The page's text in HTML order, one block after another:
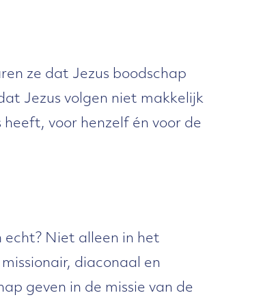
ze dat Jezus boodschap
Jezus volgen niet makkelijk
voor henzelf én voor de
echt? Niet alleen in het
diaconaal en
geven in de missie van de